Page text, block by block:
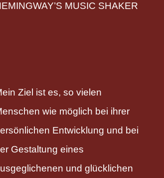
MUSIC SHAKER
Ziel ist es, so vielen
wie möglich bei ihrer
Entwicklung und bei
Gestaltung eines
und glücklichen